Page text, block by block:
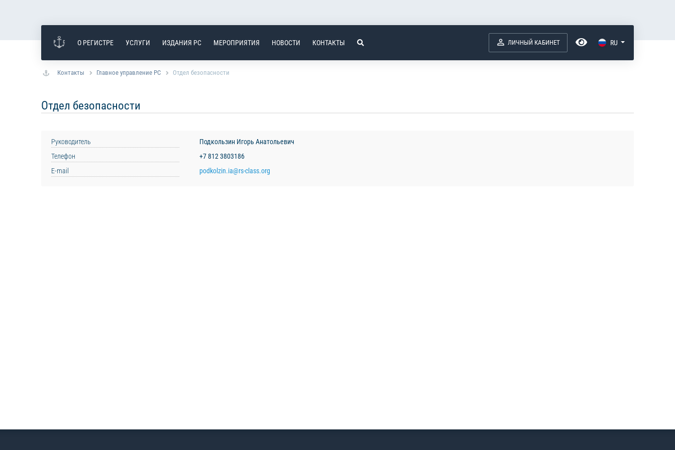
О РЕГИСТРЕ УСЛУГИ ИЗДАНИЯ РС МЕРОПРИЯТИЯ НОВОСТИ КОНТАКТЫ ЛИЧНЫЙ КАБИНЕТ RU
Контакты Главное управление РС Отдел безопасности
Отдел безопасности
Руководитель
Подкользин Игорь Анатольевич
Телефон
+7 812 3803186
E-mail
podkolzin.ia@rs-class.org